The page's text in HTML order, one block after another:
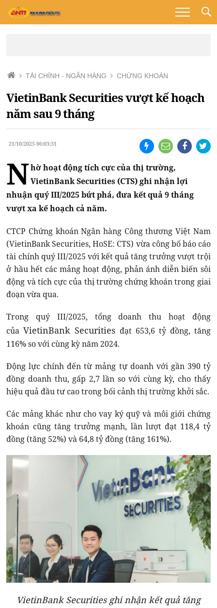
TÀI CHÍNH - NGÂN HÀNG CHỨNG KHOÁN
VietinBank Securities vượt kế hoạch
năm sau 9 tháng
21/10/2025 06:03:31
Nhờ hoạt động tích cực của thị trường,
VietinBank Securities (CTS) ghi nhận lợi
nhuận quý III/2025 bứt phá, đưa kết quả 9 tháng
vượt xa kế hoạch cả năm.
CTCP Chứng khoán Ngân hàng Công thương Việt Nam
(VietinBank Securities, HoSE: CTS) vừa công bố báo cáo
tài chính quý III/2025 với kết quả tăng trưởng vượt trội
ở hầu hết các mảng hoạt động, phản ánh diễn biến sôi
động và tích cực của thị trường chứng khoán trong giai
đoạn vừa qua.
Trong quý III/2025, tổng doanh thu hoạt động
củaVietinBank Securities đạt 653,6 tỷ đồng, tăng
116% so với cùng kỳ năm 2024.
Động lực chính đến từ mảng tự doanh với gần 390 tỷ
đồng doanh thu, gấp 2,7 lần so với cùng kỳ, cho thấy
hiệu quả đầu tư cao trong bối cảnh thị trường khởi sắc.
Các mảng khác như cho vay ký quỹ và môi giới chứng
khoán cũng tăng trưởng mạnh, lần lượt đạt 118,4 tỷ
đồng (tăng 52%) và 64,8 tỷ đồng (tăng 161%).
VietinBank Securities ghi nhận kết quả tăng